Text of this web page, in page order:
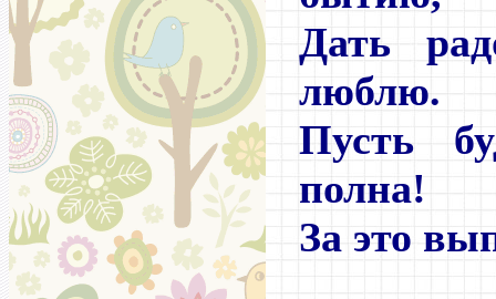
Дать
люблю.
Пусть
полна!
За это